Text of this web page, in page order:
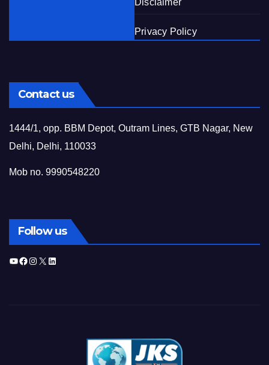
Disclaimer
Privacy Policy
Contact us
1444/1, opp. BBM Depot, Outram Lines, GTB Nagar, New
Delhi, Delhi, 110033
Mob no. 9990548220
Follow us
YouTube
Facebook
Instagram
X LinkedIn